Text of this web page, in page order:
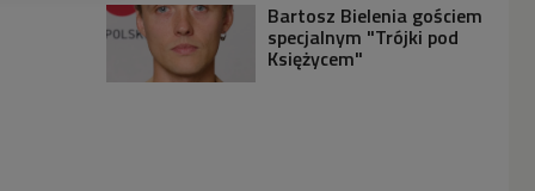
Bartosz Bielenia gościem
specjalnym "Trójki pod
Księżycem"